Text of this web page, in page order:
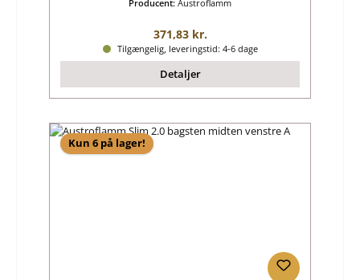
Producent: Austroflamm
Almindelig pris:
371,83 kr.
Tilgængelig, leveringstid: 4-6 dage
Detaljer
Kun 6 på lager!